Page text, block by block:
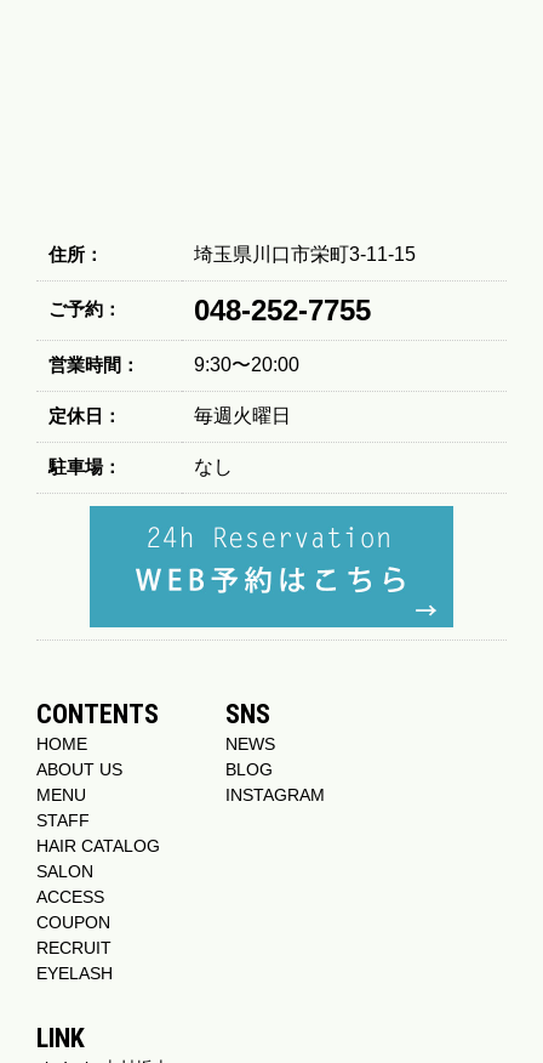
住所： 埼玉県川口市栄町3-11-15
ご予約： 048-252-7755
営業時間： 9:30〜20:00
定休日： 毎週火曜日
駐車場： なし
CONTENTS
HOME
ABOUT US
MENU
STAFF
HAIR CATALOG
SALON
ACCESS
COUPON
RECRUIT
EYELASH
SNS
NEWS
BLOG
INSTAGRAM
LINK